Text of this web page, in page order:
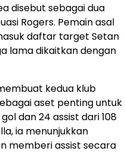
disebut sebagai dua
Rogers. Pemain asal
daftar target Setan
lama dikaitkan dengan
kedua klub
aset penting untuk
dan 24 assist dari 108
ia menunjukkan
memberi assist secara